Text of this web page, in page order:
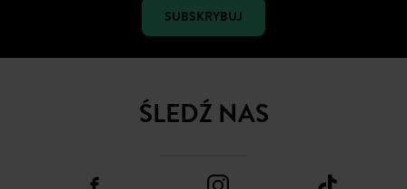
SUBSKRYBUJ
ŚLEDŹ NAS